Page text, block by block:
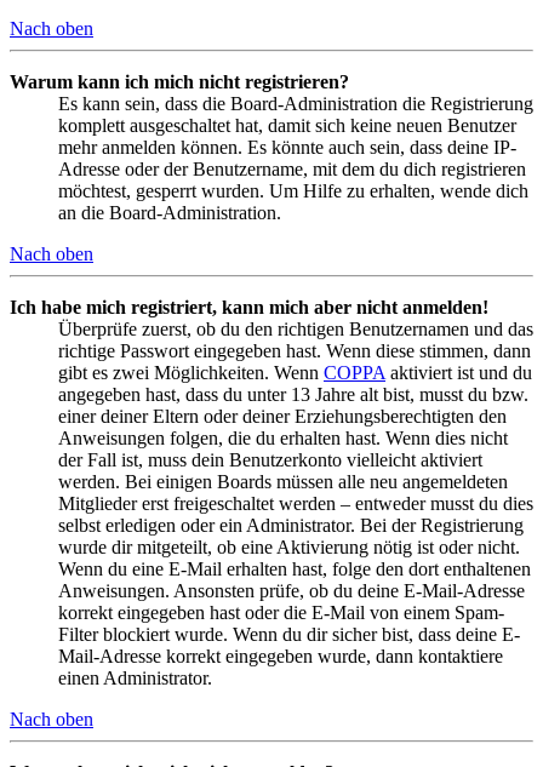
Nach oben
Warum kann ich mich nicht registrieren?
Es kann sein, dass die Board-Administration die Registrierung
komplett ausgeschaltet hat, damit sich keine neuen Benutzer
mehr anmelden können. Es könnte auch sein, dass deine IP-
Adresse oder der Benutzername, mit dem du dich registrieren
möchtest, gesperrt wurden. Um Hilfe zu erhalten, wende dich
an die Board-Administration.
Nach oben
Ich habe mich registriert, kann mich aber nicht anmelden!
Überprüfe zuerst, ob du den richtigen Benutzernamen und das
richtige Passwort eingegeben hast. Wenn diese stimmen, dann
gibt es zwei Möglichkeiten. Wenn COPPA aktiviert ist und du
angegeben hast, dass du unter 13 Jahre alt bist, musst du bzw.
einer deiner Eltern oder deiner Erziehungsberechtigten den
Anweisungen folgen, die du erhalten hast. Wenn dies nicht
der Fall ist, muss dein Benutzerkonto vielleicht aktiviert
werden. Bei einigen Boards müssen alle neu angemeldeten
Mitglieder erst freigeschaltet werden – entweder musst du dies
selbst erledigen oder ein Administrator. Bei der Registrierung
wurde dir mitgeteilt, ob eine Aktivierung nötig ist oder nicht.
Wenn du eine E-Mail erhalten hast, folge den dort enthaltenen
Anweisungen. Ansonsten prüfe, ob du deine E-Mail-Adresse
korrekt eingegeben hast oder die E-Mail von einem Spam-
Filter blockiert wurde. Wenn du dir sicher bist, dass deine E-
Mail-Adresse korrekt eingegeben wurde, dann kontaktiere
einen Administrator.
Nach oben